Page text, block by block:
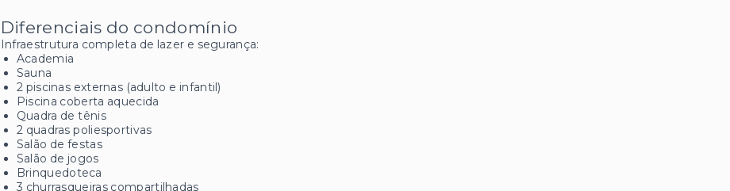
Diferenciais do condomínio
Infraestrutura completa de lazer e segurança:
Academia
Sauna
2 piscinas externas (adulto e infantil)
Piscina coberta aquecida
Quadra de tênis
2 quadras poliesportivas
Salão de festas
Salão de jogos
Brinquedoteca
3 churrasqueiras compartilhadas